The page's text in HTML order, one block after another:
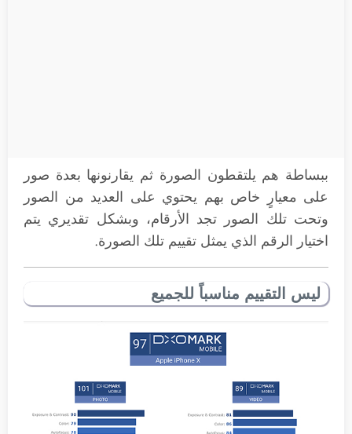
ببساطة هم يلتقطون الصورة ثم يقارنونها بعدة صور
على معيارٍ خاص بهم يحتوي على العديد من الصور
وتحت تلك الصور تجد الأرقام، وبشكل تقديري يتم
اختيار الرقم الذي يمثل تقييم تلك الصورة.
ليس التقييم مناسباً للجميع